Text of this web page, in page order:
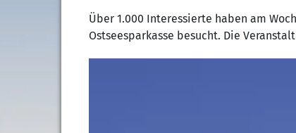
Über 1.000 Interessierte haben am
Ostseesparkasse besucht. Die